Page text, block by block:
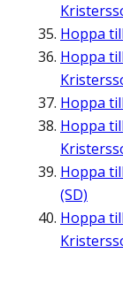
Hoppa till
Hoppa till
Hoppa till
Hoppa till
Hoppa till
(SD)
Hoppa till